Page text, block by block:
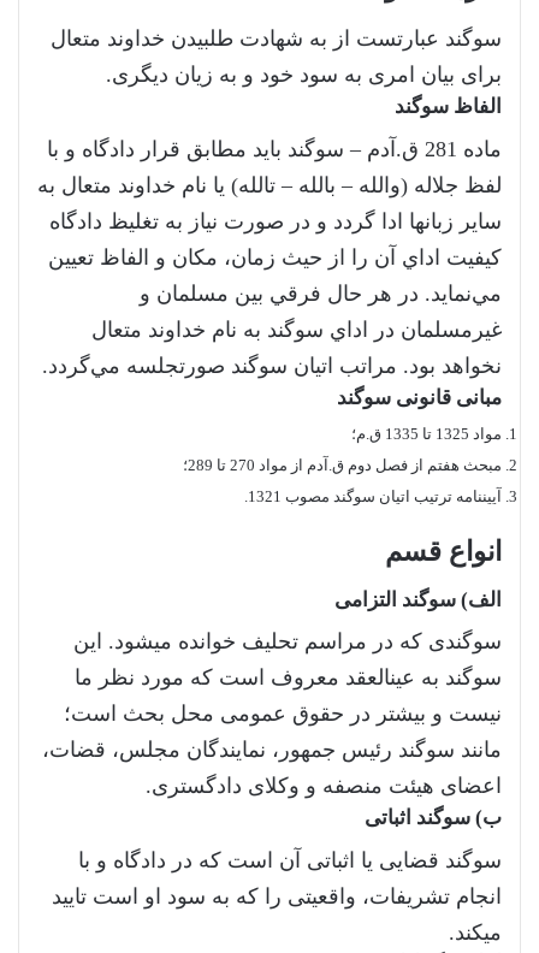
سوگند عبارتست از به شهادت طلبیدن خداوند متعال
برای بیان امری به سود خود و به زیان دیگری.
الفاظ سوگند
‌ماده 281 ق.آدم – سوگند بايد مطابق قرار دادگاه و با
لفظ جلاله (‌والله – بالله – تالله) يا نام خداوند متعال به
ساير زبانها ادا گردد و در صورت نياز به تغليظ ‌دادگاه
كيفيت اداي آن را از حيث زمان، مكان و الفاظ تعيين
مي‌نمايد. در هر حال فرقي بين مسلمان و
غيرمسلمان در اداي سوگند به نام خداوند متعال‌
نخواهد بود. مراتب اتيان سوگند صورتجلسه مي‌گردد.
مبانی قانونی سوگند
مواد 1325 تا 1335 ق.م؛
مبحث هفتم از فصل دوم ق.آدم از مواد 270 تا 289؛
آیین­نامه ترتیب اتیان سوگند مصوب 1321.
انواع قسم
الف) سوگند التزامی
سوگندی که در مراسم تحلیف خوانده می­شود. این
سوگند به عین­العقد معروف است که مورد نظر ما
نیست و بیشتر در حقوق عمومی محل بحث است؛
مانند سوگند رئیس جمهور، نمایندگان مجلس، قضات،
اعضای هیئت منصفه و وکلای دادگستری.
ب) سوگند اثباتی
سوگند قضایی یا اثباتی آن است که در دادگاه و با
انجام تشریفات، واقعیتی را که به سود او است تایید
می­کند.